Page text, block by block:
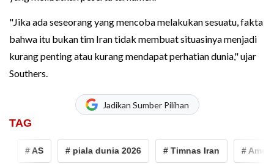
"Jika ada seseorang yang mencoba melakukan sesuatu, fakta
bahwa itu bukan tim Iran tidak membuat situasinya menjadi
kurang penting atau kurang mendapat perhatian dunia," ujar
Southers.
Jadikan Sumber Pilihan
TAG
# AS # piala dunia 2026 # Timnas Iran #